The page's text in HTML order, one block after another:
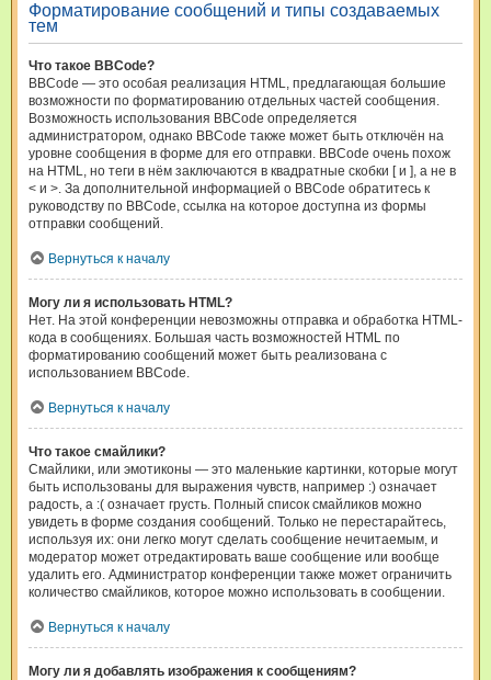
Форматирование сообщений и типы создаваемых
тем
Что такое BBCode?
BBCode — это особая реализация HTML, предлагающая большие
возможности по форматированию отдельных частей сообщения.
Возможность использования BBCode определяется
администратором, однако BBCode также может быть отключён на
уровне сообщения в форме для его отправки. BBCode очень похож
на HTML, но теги в нём заключаются в квадратные скобки [ и ], а не в
< и >. За дополнительной информацией о BBCode обратитесь к
руководству по BBCode, ссылка на которое доступна из формы
отправки сообщений.
Вернуться к началу
Могу ли я использовать HTML?
Нет. На этой конференции невозможны отправка и обработка HTML-
кода в сообщениях. Большая часть возможностей HTML по
форматированию сообщений может быть реализована с
использованием BBCode.
Вернуться к началу
Что такое смайлики?
Смайлики, или эмотиконы — это маленькие картинки, которые могут
быть использованы для выражения чувств, например :) означает
радость, а :( означает грусть. Полный список смайликов можно
увидеть в форме создания сообщений. Только не перестарайтесь,
используя их: они легко могут сделать сообщение нечитаемым, и
модератор может отредактировать ваше сообщение или вообще
удалить его. Администратор конференции также может ограничить
количество смайликов, которое можно использовать в сообщении.
Вернуться к началу
Могу ли я добавлять изображения к сообщениям?